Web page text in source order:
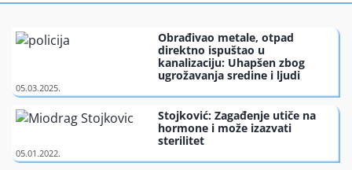
Gde reciklirati
Akcije
Obrađivao metale, otpad
direktno ispuštao u
kanalizaciju: Uhapšen zbog
ugrožavanja sredine i ljudi
Stojković: Zagađenje utiče na
hormone i može izazvati
sterilitet